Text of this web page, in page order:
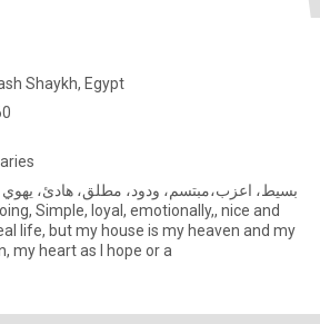
Shaykh, Egypt
بسيط، اعزب،مبتسم، ودود، مطلق، هادئ، يهوي
life, but my house is my heaven and my
my heart as I hope or a